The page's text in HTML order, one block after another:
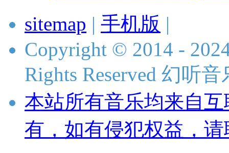
sitemap | 手机版 |
Copyright © 2014 -
Rights Reserved 幻听
本站所有音乐均来自
有，如有侵犯权益，